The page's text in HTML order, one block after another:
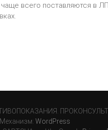
всего поставляются в
Механизм: WordPress